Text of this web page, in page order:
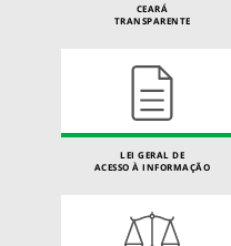
CEARÁ
TRANSPARENTE
LEI GERAL DE
ACESSO À INFORMAÇÃO